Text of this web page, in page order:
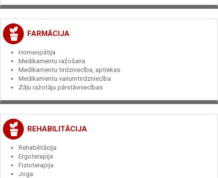
FARMĀCIJA
Homeopātija
Medikamentu ražošana
Medikamentu tirdzniecība, aptiekas
Medikamentu vairumtirdzniecība
Zāļu ražotāju pārstāvniecības
REHABILITĀCIJA
Rehabilitācija
Ergoterapija
Fizioterapija
Joga